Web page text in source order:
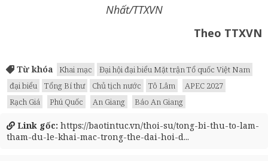
Nhất/TTXVN
Theo TTXVN
Từ khóa Khai mạc
Đại hội đại biểu Mặt trận Tổ quốc Việt Nam
đại biểu
Tổng Bí thư Chủ tịch nước Tô Lâm
APEC 2027
Rạch Giá
Phú Quốc An Giang Báo An Giang
Link gốc: https://baotintuc.vn/thoi-su/tong-bi-thu-to-lam-
tham-du-le-khai-mac-trong-the-dai-hoi-d...